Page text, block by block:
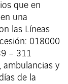
que en
una
las Líneas
018000
– 311
ambulancias y
de la